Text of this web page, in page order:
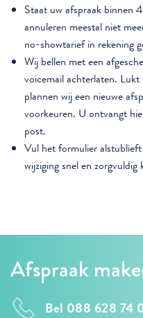
Staat uw afspraak binnen
annuleren meestal niet
no-showtarief in rekening
Wij bellen met een
voicemail achterlaten.
plannen wij een nieuwe
voorkeuren. U ontvangt
post.
Vul het formulier
wijziging snel en
Afspraak
Bel 088 628 74